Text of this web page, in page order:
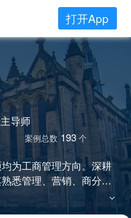
打开App
导师
案例总数 193 个
为工商管理方向。深耕
悉管理、营销、商分、
、法学、数据科学、体
业高效，助力优化时间